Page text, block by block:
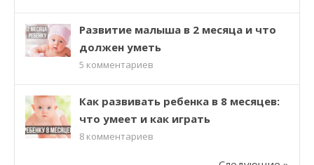
Развитие малыша в 2 месяца и что
должен уметь
5 комментариев
Как развивать ребенка в 8 месяцев:
что умеет и как играть
8 комментариев